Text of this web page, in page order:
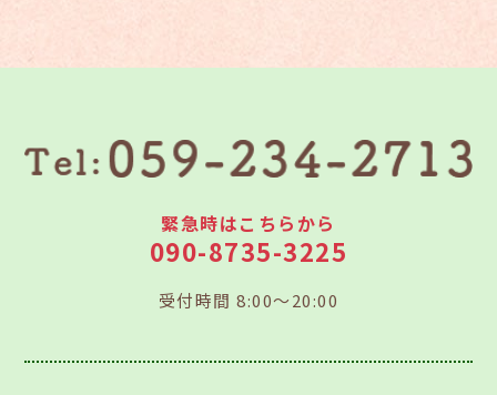
緊急時はこちらから
090-8735-3225
受付時間 8:00～20:00